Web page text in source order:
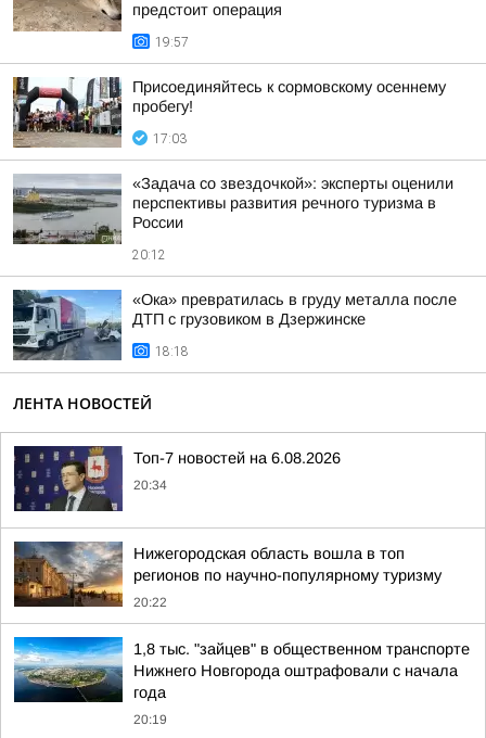
предстоит операция
19:57
Присоединяйтесь к сормовскому осеннему
пробегу!
17:03
«Задача со звездочкой»: эксперты оценили
перспективы развития речного туризма в
России
20:12
«Ока» превратилась в груду металла после
ДТП с грузовиком в Дзержинске
18:18
ЛЕНТА НОВОСТЕЙ
Топ-7 новостей на 6.08.2026
20:34
Нижегородская область вошла в топ
регионов по научно-популярному туризму
20:22
1,8 тыс. "зайцев" в общественном транспорте
Нижнего Новгорода оштрафовали с начала
года
20:19